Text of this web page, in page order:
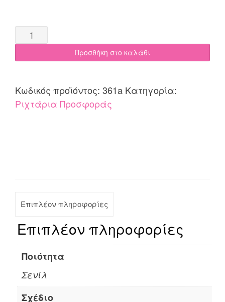
Ριχτάρι
σενίλ
4
Limnos
Πράσινο
quantity
Προσθήκη στο καλάθι
Κωδικός προϊόντος: 361a Κατηγορία:
Ριχτάρια Προσφοράς
Επιπλέον πληροφορίες
Επιπλέον πληροφορίες
Ποιότητα
Σενίλ
Σχέδιο